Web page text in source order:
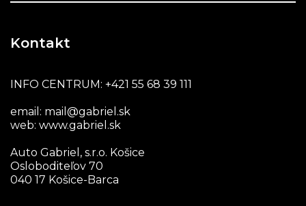
Kontakt
INFO CENTRUM: +421 55 68 39 111
email: mail@gabriel.sk
web: www.gabriel.sk
Auto Gabriel, s.r.o. Košice
Osloboditeľov 70
040 17 Košice-Barca